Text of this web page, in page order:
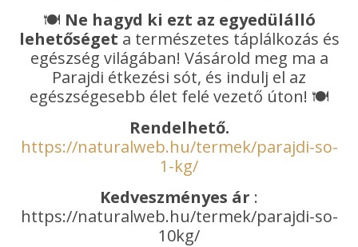
🍽️ Ne hagyd ki ezt az egyedülálló
lehetőséget a természetes táplálkozás és
egészség világában! Vásárold meg ma a
Parajdi étkezési sót, és indulj el az
egészségesebb élet felé vezető úton! 🍽️
Rendelhető.
https://naturalweb.hu/termek/parajdi-so-
1-kg/
Kedveszményes ár :
https://naturalweb.hu/termek/parajdi-so-
10kg/